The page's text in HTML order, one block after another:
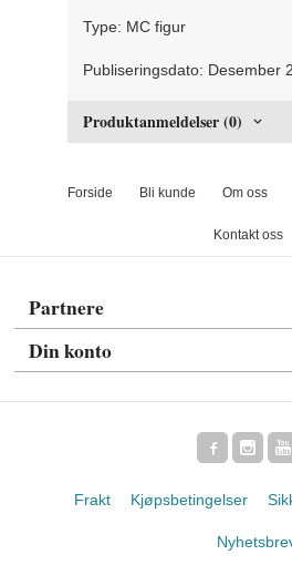
Type: MC figur
Publiseringsdato: Desember
Produktanmeldelser (0)
Forside Bli kunde Om oss
Kontakt oss
Partnere
Din konto
Frakt Kjøpsbetingelser